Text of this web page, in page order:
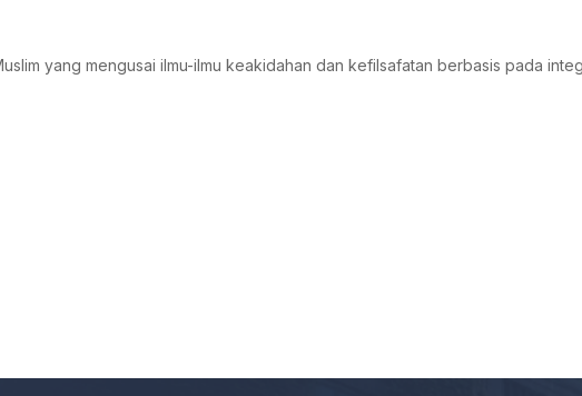
yang mengusai ilmu-ilmu keakidahan dan kefilsafatan berbasis pada